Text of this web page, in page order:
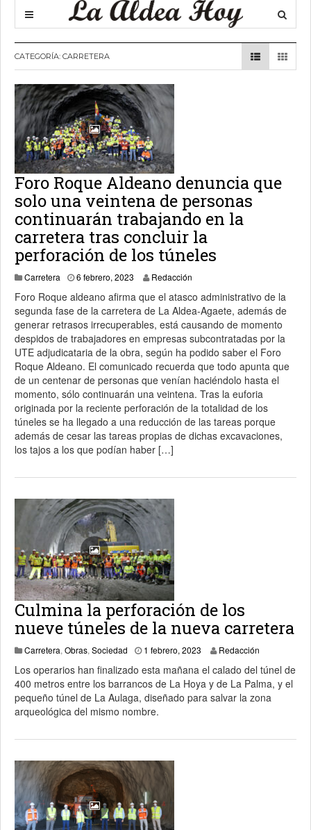
CATEGORÍA: CARRETERA
Foro Roque Aldeano denuncia que
solo una veintena de personas
continuarán trabajando en la
carretera tras concluir la
perforación de los túneles
Carretera 6 febrero, 2023 8 febrero, 2023
Redacción
Foro Roque aldeano afirma que el atasco administrativo de la
segunda fase de la carretera de La Aldea-Agaete, además de
generar retrasos irrecuperables, está causando de momento
despidos de trabajadores en empresas subcontratadas por la
UTE adjudicataria de la obra, según ha podido saber el Foro
Roque Aldeano. El comunicado recuerda que todo apunta que
de un centenar de personas que venían haciéndolo hasta el
momento, sólo continuarán una veintena. Tras la euforia
originada por la reciente perforación de la totalidad de los
túneles se ha llegado a una reducción de las tareas porque
además de cesar las tareas propias de dichas excavaciones,
los tajos a los que podían haber […]
Culmina la perforación de los
nueve túneles de la nueva carretera
Carretera, Obras, Sociedad 1 febrero, 2023 1 febrero, 2023
Redacción
Los operarios han finalizado esta mañana el calado del túnel de
400 metros entre los barrancos de La Hoya y de La Palma, y el
pequeño túnel de La Aulaga, diseñado para salvar la zona
arqueológica del mismo nombre.